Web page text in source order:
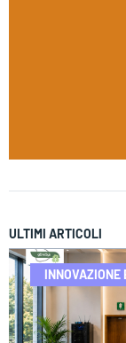
ULTIMI ARTICOLI
INNOVAZIONE